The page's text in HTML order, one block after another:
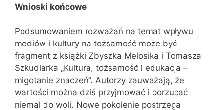
Wnioski końcowe
Podsumowaniem rozważań na temat wpływu
mediów i kultury na tożsamość może być
fragment z książki Zbyszka Melosika i Tomasza
Szkudlarka „Kultura, tożsamość i edukacja –
migotanie znaczeń”. Autorzy zauważają, że
wartości można dziś przyjmować i porzucać
niemal do woli. Nowe pokolenie postrzega